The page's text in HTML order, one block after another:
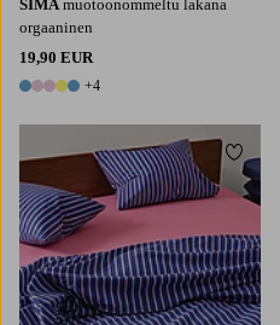
SIMA muotoonommeltu lakana
orgaaninen
19,90 EUR
9 värejä
+4
Lisää